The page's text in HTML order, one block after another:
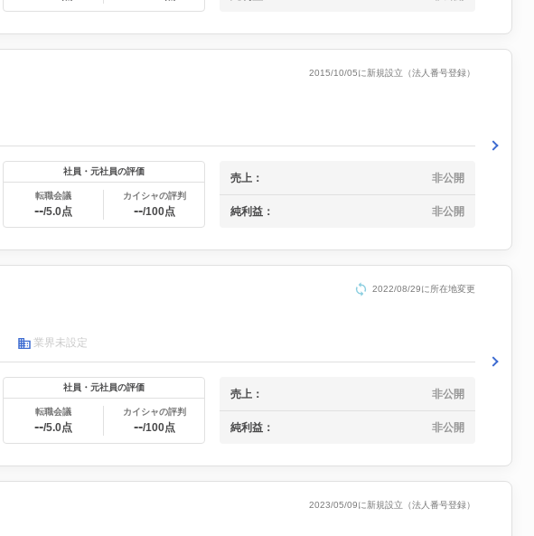
2015/10/05に新規設立（法人番号登録）
社員・元社員の評価
転職会議
--/5.0点
カイシャの評判
--/100点
売上： 非公開
純利益： 非公開
2022/08/29に所在地変更
業界未設定
社員・元社員の評価
転職会議
--/5.0点
カイシャの評判
--/100点
売上： 非公開
純利益： 非公開
2023/05/09に新規設立（法人番号登録）